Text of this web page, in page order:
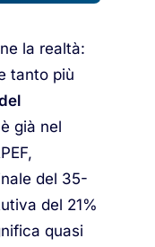
la realtà:
tanto più
già nel
del 35-
del 21%
quasi